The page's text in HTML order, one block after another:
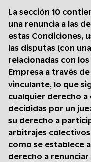
La sección 10
una renuncia a las
estas Condiciones,
las disputas (con
relacionadas con
Empresa a través
vinculante, lo que
cualquier derecho a
decididas por un
su derecho a
arbitrajes
como se establece
derecho a renunciar